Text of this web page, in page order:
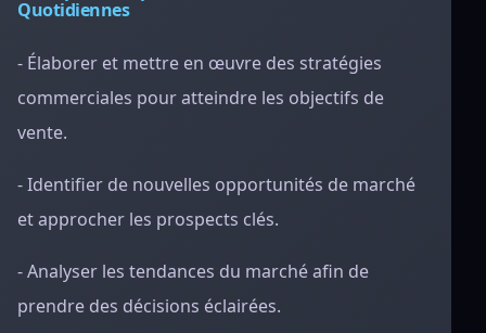
Quotidiennes
- Élaborer et mettre en œuvre des stratégies
commerciales pour atteindre les objectifs de
vente.
- Identifier de nouvelles opportunités de marché
et approcher les prospects clés.
- Analyser les tendances du marché afin de
prendre des décisions éclairées.